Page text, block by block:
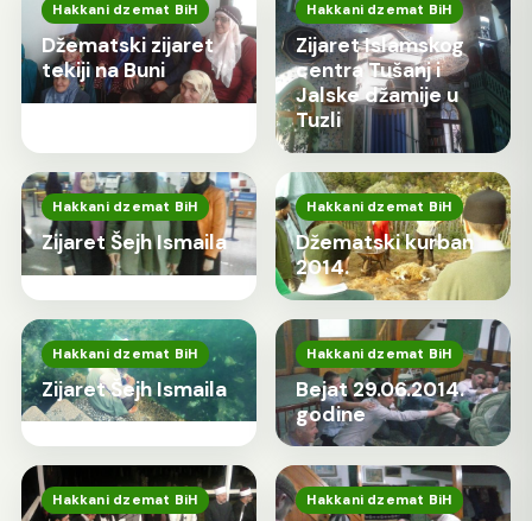
Hakkani dzemat BiH
Džematski zijaret
tekiji na Buni
Hakkani dzemat BiH
Zijaret Islamskog
centra Tušanj i
Jalske džamije u
Tuzli
Hakkani dzemat BiH
Zijaret Šejh Ismaila
Hakkani dzemat BiH
Džematski kurban
2014.
Hakkani dzemat BiH
Zijaret Šejh Ismaila
Hakkani dzemat BiH
Bejat 29.06.2014.
godine
Hakkani dzemat BiH Hakkani dzemat BiH